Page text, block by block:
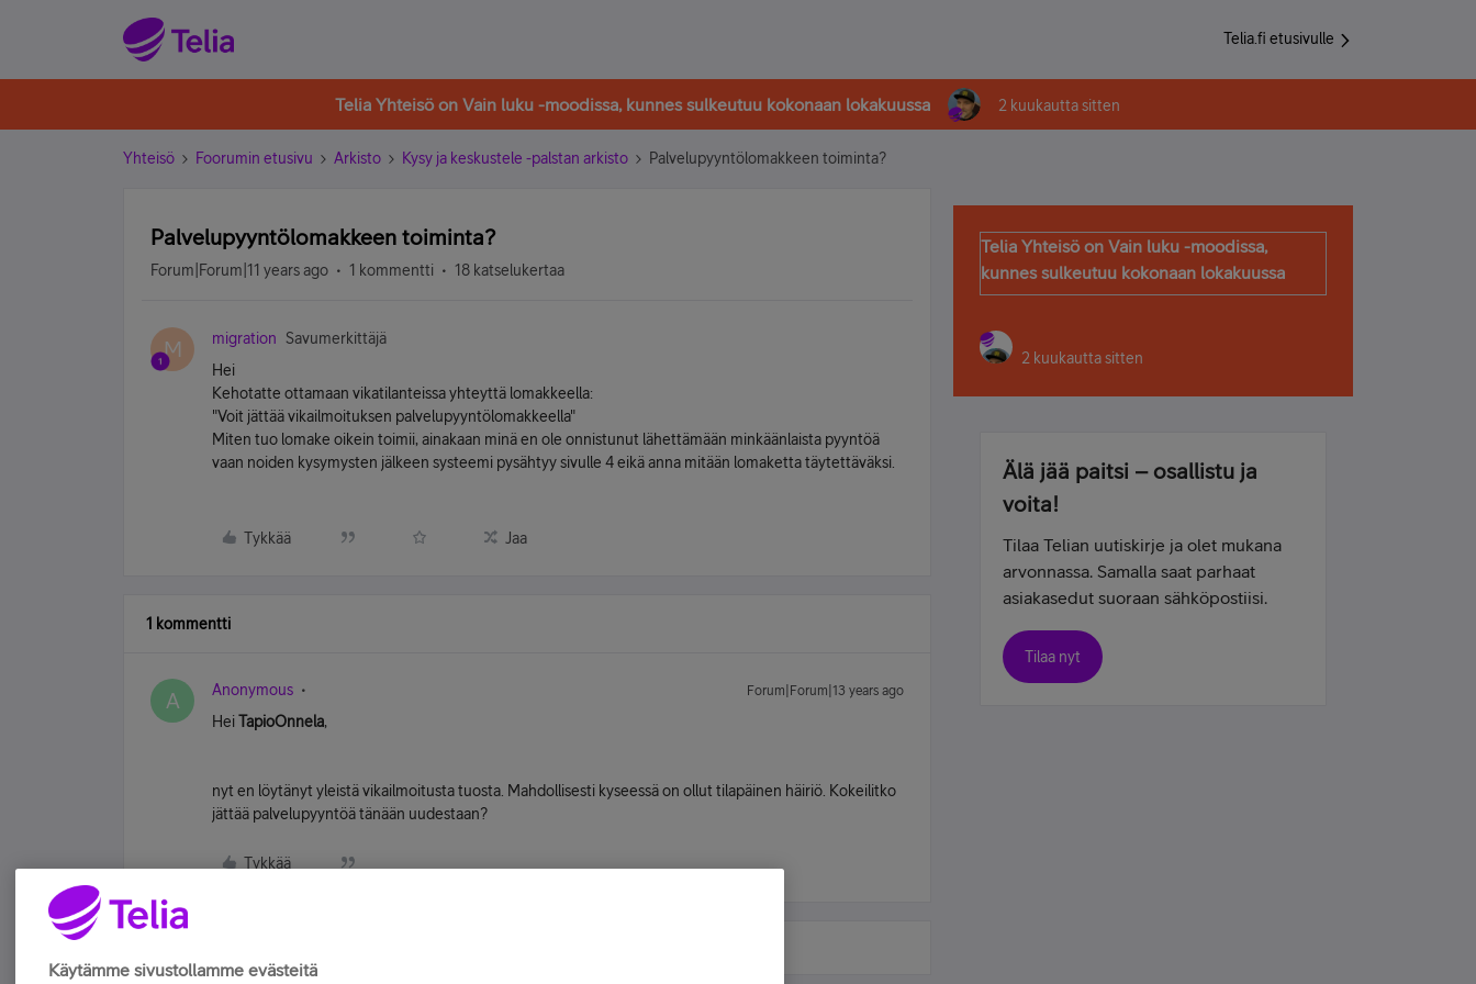
Telia.fi etusivulle
Telia Yhteisö on Vain luku -moodissa, kunnes sulkeutuu kokonaan lokakuussa 2 kuukautta sitten
Yhteisö Foorumin etusivu Arkisto Kysy ja keskustele -palstan arkisto Palvelupyyntölomakkeen toiminta?
Palvelupyyntölomakkeen toiminta?
Forum|Forum|11 years ago 1 kommentti 18 katselukertaa
M migration
Savumerkittäjä
Hei
Kehotatte ottamaan vikatilanteissa yhteyttä lomakkeella:
"Voit jättää vikailmoituksen palvelupyyntölomakkeella"
Miten tuo lomake oikein toimii, ainakaan minä en ole onnistunut lähettämään minkäänlaista pyyntöä
vaan noiden kysymysten jälkeen systeemi pysähtyy sivulle 4 eikä anna mitään lomaketta täytettäväksi.
Tykkää Jaa
1 kommentti
A Anonymous Forum|Forum|13 years ago
HeiTapioOnnela,
nyt en löytänyt yleistä vikailmoitusta tuosta. Mahdollisesti kyseessä on ollut tilapäinen häiriö. Kokeilitko
jättää palvelupyyntöä tänään uudestaan?
Tykkää
Telia Yhteisö on Vain luku -moodissa,
kunnes sulkeutuu kokonaan lokakuussa
2 kuukautta sitten
Älä jää paitsi – osallistu ja
voita!
Tilaa Telian uutiskirje ja olet mukana
arvonnassa. Samalla saat parhaat
asiakasedut suoraan sähköpostiisi.
Tilaa nyt
Käytämme sivustollamme evästeitä